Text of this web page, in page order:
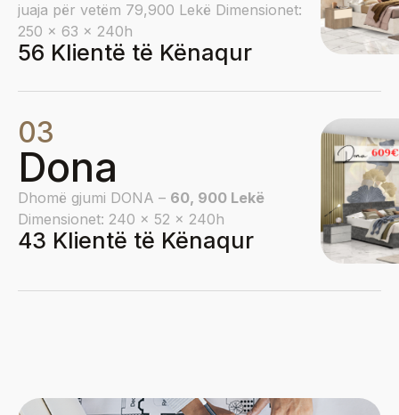
juaja për vetëm 79,900 Lekë Dimensionet:
250 x 63 x 240h
56 Klientë të Kënaqur
03
Dona
Dhomë gjumi DONA – 60, 900 Lekë
Dimensionet: 240 x 52 x 240h
43 Klientë të Kënaqur